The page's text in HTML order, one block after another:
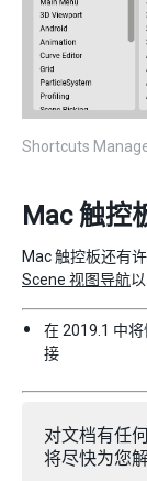
Shortcuts
Mac 触控
Mac 触控板还有
Scene 视图导航
在 2019.1 中
接
对文档有任
将尽快为您